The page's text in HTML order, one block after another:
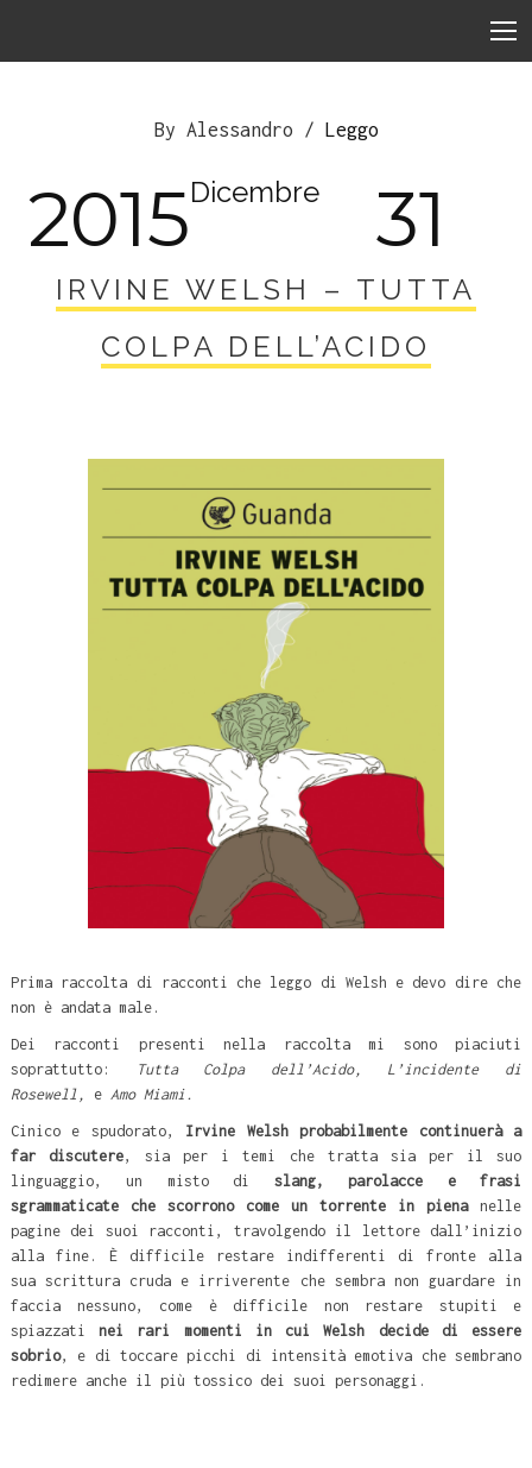
By Alessandro / Leggo
2015Dicembre 31
IRVINE WELSH – TUTTA
COLPA DELL’ACIDO
Prima raccolta di racconti che leggo di Welsh e devo dire che
non è andata male.
Dei racconti presenti nella raccolta mi sono piaciuti
soprattutto:
Tutta Colpa dell’Acido, L’incidente di
Rosewell, e Amo Miami.
Cinico e spudorato, Irvine Welsh probabilmente continuerà a
far discutere, sia per i temi che tratta sia per il suo
linguaggio, un misto di slang, parolacce e frasi
sgrammaticate che scorrono come un torrente in pienanelle
pagine dei suoi racconti, travolgendo il lettore dall’inizio
alla fine. È difficile restare indifferenti di fronte alla
sua scrittura cruda e irriverente che sembra non guardare in
faccia nessuno, come è difficile non restare stupiti e
spiazzatinei rari momenti in cui Welsh decide di essere
sobrio, e di toccare picchi di intensità emotiva che sembrano
redimere anche il più tossico dei suoi personaggi.